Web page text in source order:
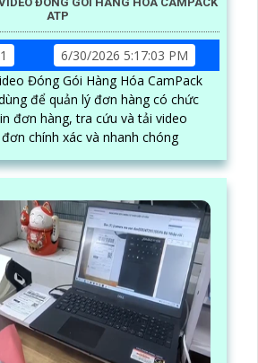
ATP
6/30/2026 5:17:03 PM
Đóng Gói Hàng Hóa CamPack
để quản lý đơn hàng có chức
đơn hàng, tra cứu và tải video
chính xác và nhanh chóng